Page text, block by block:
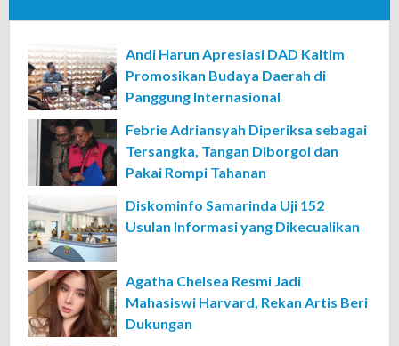
Andi Harun Apresiasi DAD Kaltim
Promosikan Budaya Daerah di
Panggung Internasional
Febrie Adriansyah Diperiksa sebagai
Tersangka, Tangan Diborgol dan
Pakai Rompi Tahanan
Diskominfo Samarinda Uji 152
Usulan Informasi yang Dikecualikan
Agatha Chelsea Resmi Jadi
Mahasiswi Harvard, Rekan Artis Beri
Dukungan